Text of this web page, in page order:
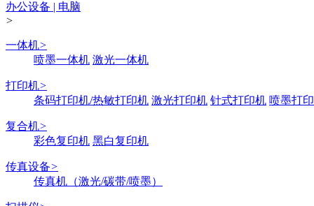
办公设备 | 电脑
>
一体机>
喷墨一体机 激光一体机
打印机>
条码打印机/热敏打印机 激光打印机 针式打印机 喷墨打
复合机>
彩色复印机 黑白复印机
传真设备>
传真机（激光/碳带/喷墨）